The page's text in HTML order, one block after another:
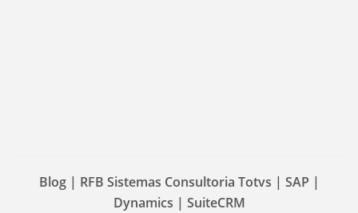
Blog | RFB Sistemas Consultoria Totvs | SAP |
Dynamics | SuiteCRM